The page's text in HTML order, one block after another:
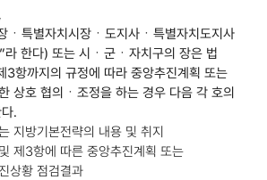
ㆍ특별자치시장ㆍ도지사ㆍ특별자치도지사
라 한다) 또는 시ㆍ군ㆍ자치구의 장은 법
3항까지의 규정에 따라 중앙추진계획 또는
상호 협의ㆍ조정을 하는 경우 다음 각 호의
.
지방기본전략의 내용 및 취지
제3항에 따른 중앙추진계획 또는
상황 점검결과